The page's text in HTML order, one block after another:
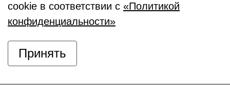
cookie в соответствии с «Политикой
конфиденциальности»
Принять